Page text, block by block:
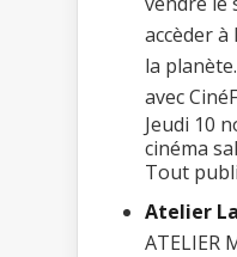
accèder à
la
avec
Jeudi 10
cinéma
Tout
Atelier
ATELIER